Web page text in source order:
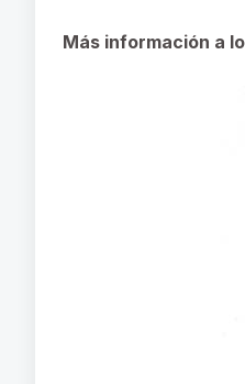
Más información a